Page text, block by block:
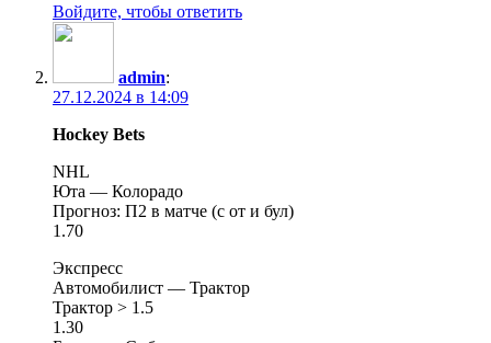
Войдите, чтобы ответить
admin:
27.12.2024 в 14:09
Hockey Bets
NHL
Юта — Колорадо
Прогноз: П2 в матче (с от и бул)
1.70
Экспресс
Автомобилист — Трактор
Трактор > 1.5
1.30